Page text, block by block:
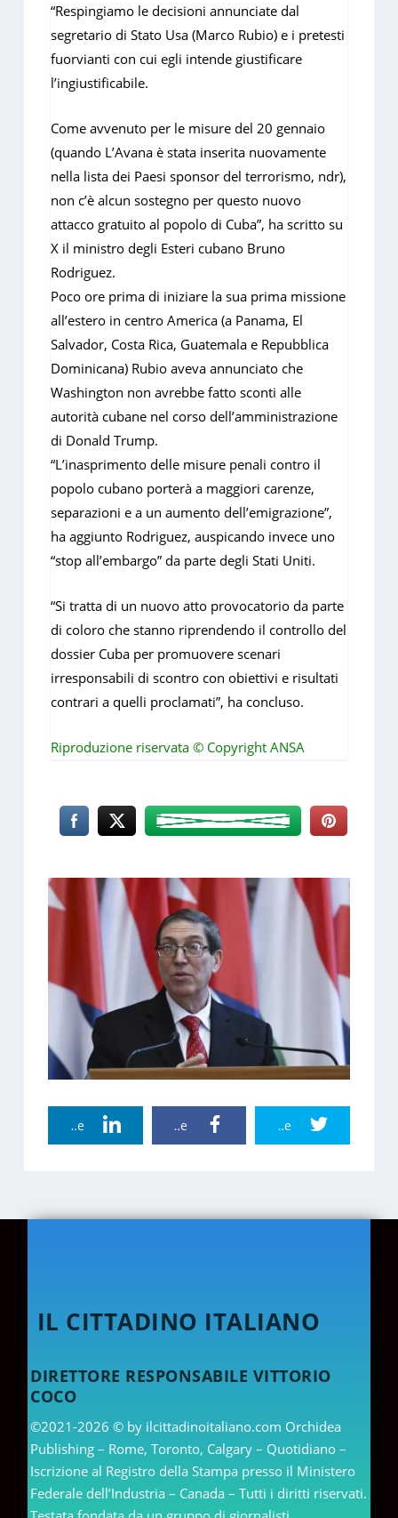
“Respingiamo le decisioni annunciate dal
segretario di Stato Usa (Marco Rubio) e i pretesti
fuorvianti con cui egli intende giustificare
l’ingiustificabile.
Come avvenuto per le misure del 20 gennaio
(quando L’Avana è stata inserita nuovamente
nella lista dei Paesi sponsor del terrorismo, ndr),
non c’è alcun sostegno per questo nuovo
attacco gratuito al popolo di Cuba”, ha scritto su
X il ministro degli Esteri cubano Bruno
Rodriguez.
Poco ore prima di iniziare la sua prima missione
all’estero in centro America (a Panama, El
Salvador, Costa Rica, Guatemala e Repubblica
Dominicana) Rubio aveva annunciato che
Washington non avrebbe fatto sconti alle
autorità cubane nel corso dell’amministrazione
di Donald Trump.
“L’inasprimento delle misure penali contro il
popolo cubano porterà a maggiori carenze,
separazioni e a un aumento dell’emigrazione”,
ha aggiunto Rodriguez, auspicando invece uno
“stop all’embargo” da parte degli Stati Uniti.
“Si tratta di un nuovo atto provocatorio da parte
di coloro che stanno riprendendo il controllo del
dossier Cuba per promuovere scenari
irresponsabili di scontro con obiettivi e risultati
contrari a quelli proclamati”, ha concluso.
Riproduzione riservata © Copyright ANSA
Twitter Share
Facebook Share
Linkedin Share
IL CITTADINO ITALIANO
DIRETTORE RESPONSABILE VITTORIO
COCO
©2021-2026 © by ilcittadinoitaliano.com Orchidea
Publishing – Rome, Toronto, Calgary – Quotidiano –
Iscrizione al Registro della Stampa presso il Ministero
Federale dell’Industria – Canada – Tutti i diritti riservati.